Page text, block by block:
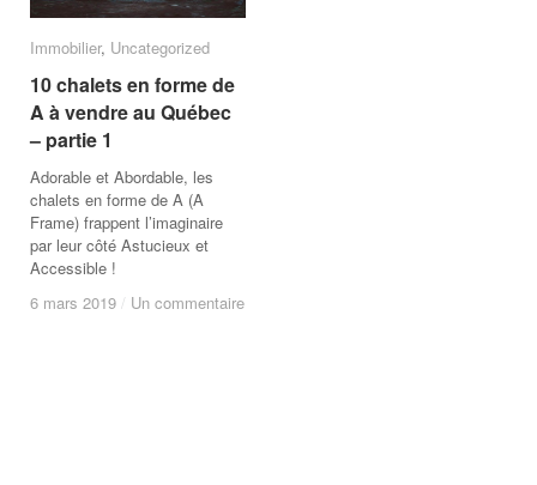
Immobilier, Uncategorized
10 chalets en forme de
A à vendre au Québec
– partie 1
Adorable et Abordable, les
chalets en forme de A (A
Frame) frappent l’imaginaire
par leur côté Astucieux et
Accessible !
6 mars 2019 / Un commentaire
Immobilier Uncategorized
10 chalets en forme de
A à vendre au Québec
– partie 1
6 mars 2019 / Un commentaire